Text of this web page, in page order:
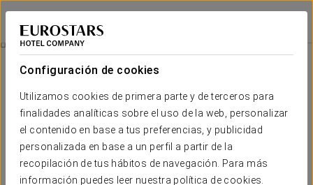
Configuración de cookies
Utilizamos cookies de primera parte y de terceros para
finalidades analíticas sobre el uso de la web, personalizar
el contenido en base a tus preferencias, y publicidad
personalizada en base a un perfil a partir de la
recopilación de tus hábitos de navegación. Para más
información puedes leer nuestra política de cookies.
Eurostars Pamplona
PAMPLONA
Masaje Relajante De Cabeza 30 Min